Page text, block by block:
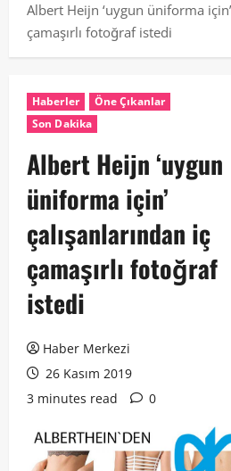
Albert Heijn ‘uygun üniforma
çamaşırlı fotoğraf istedi
Haberler
Öne Çıkanlar
Son Dakika
Albert Heijn ‘uygun
üniforma için’
çalışanlarından iç
çamaşırlı fotoğraf
istedi
Haber Merkezi
26 Kasım 2019
3 minutes read
0